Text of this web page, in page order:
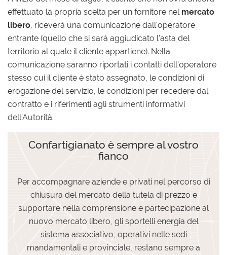
effettuato la propria scelta per un fornitore nel mercato
libero, riceverà una comunicazione dall'operatore
entrante (quello che si sarà aggiudicato l'asta del
territorio al quale il cliente appartiene). Nella
comunicazione saranno riportati i contatti dell'operatore
stesso cui il cliente è stato assegnato, le condizioni di
erogazione del servizio, le condizioni per recedere dal
contratto e i riferimenti agli strumenti informativi
dell'Autorità.
Confartigianato è sempre al vostro
fianco
Per accompagnare aziende e privati nel percorso di
chiusura del mercato della tutela di prezzo e
supportare nella comprensione e partecipazione al
nuovo mercato libero, gli sportelli energia del
sistema associativo, operativi nelle sedi
mandamentali e provinciale, restano sempre a